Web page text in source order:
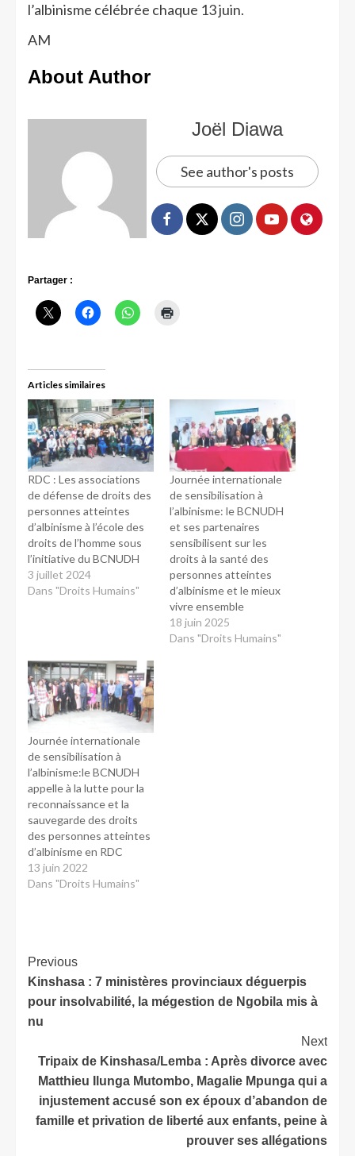
l’albinisme célébrée chaque 13 juin.
AM
About Author
Joël Diawa
See author's posts
Partager :
Articles similaires
RDC : Les associations
de défense de droits des
personnes atteintes
d’albinisme à l’école des
droits de l’homme sous
l’initiative du BCNUDH
3 juillet 2024
Dans "Droits Humains"
Journée internationale
de sensibilisation à
l’albinisme: le BCNUDH
et ses partenaires
sensibilisent sur les
droits à la santé des
personnes atteintes
d’albinisme et le mieux
vivre ensemble
18 juin 2025
Dans "Droits Humains"
Journée internationale
de sensibilisation à
l’albinisme:le BCNUDH
appelle à la lutte pour la
reconnaissance et la
sauvegarde des droits
des personnes atteintes
d’albinisme en RDC
13 juin 2022
Dans "Droits Humains"
Previous
Kinshasa : 7 ministères provinciaux déguerpis
pour insolvabilité, la mégestion de Ngobila mis à
nu
Next
Tripaix de Kinshasa/Lemba : Après divorce avec
Matthieu Ilunga Mutombo, Magalie Mpunga qui a
injustement accusé son ex époux d’abandon de
famille et privation de liberté aux enfants, peine à
prouver ses allégations